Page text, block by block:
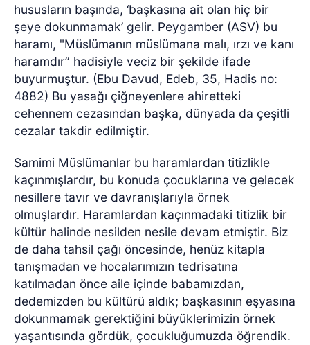
hususların başında, ‘başkasına ait olan hiç bir
şeye dokunmamak’ gelir. Peygamber (ASV) bu
haramı, "Müslümanın müslümana malı, ırzı ve kanı
haramdır” hadisiyle veciz bir şekilde ifade
buyurmuştur. (Ebu Davud, Edeb, 35, Hadis no:
4882) Bu yasağı çiğneyenlere ahiretteki
cehennem cezasından başka, dünyada da çeşitli
cezalar takdir edilmiştir.
Samimi Müslümanlar bu haramlardan titizlikle
kaçınmışlardır, bu konuda çocuklarına ve gelecek
nesillere tavır ve davranışlarıyla örnek
olmuşlardır. Haramlardan kaçınmadaki titizlik bir
kültür halinde nesilden nesile devam etmiştir. Biz
de daha tahsil çağı öncesinde, henüz kitapla
tanışmadan ve hocalarımızın tedrisatına
katılmadan önce aile içinde babamızdan,
dedemizden bu kültürü aldık; başkasının eşyasına
dokunmamak gerektiğini büyüklerimizin örnek
yaşantısında gördük, çocukluğumuzda öğrendik.